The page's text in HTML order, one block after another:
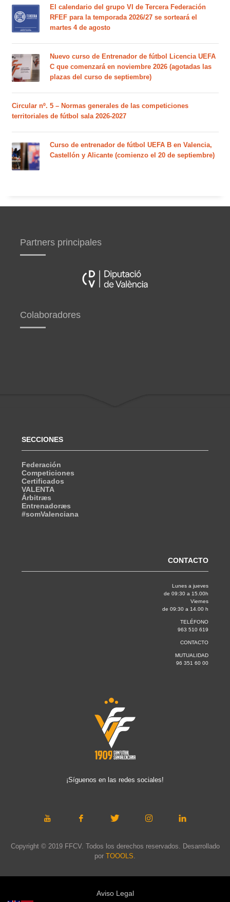
El calendario del grupo VI de Tercera Federación
RFEF para la temporada 2026/27 se sorteará el
martes 4 de agosto
Nuevo curso de Entrenador de fútbol Licencia UEFA
C que comenzará en noviembre 2026 (agotadas las
plazas del curso de septiembre)
Circular nº. 5 – Normas generales de las competiciones
territoriales de fútbol sala 2026-2027
Curso de entrenador de fútbol UEFA B en Valencia,
Castellón y Alicante (comienzo el 20 de septiembre)
Partners principales
Colaboradores
SECCIONES
Federación
Competiciones
Certificados
VALENTA
Árbitræs
Entrenadoræs
#somValenciana
CONTACTO
Lunes a jueves
de 09:30 a 15.00h
Viernes
de 09:30 a 14.00 h
TELÉFONO
963 510 619
CONTACTO
MUTUALIDAD
96 351 60 00
¡Síguenos en las redes sociales!
Copyright © 2019 FFCV. Todos los derechos reservados. Desarrollado
por TOOOLS
Aviso Legal